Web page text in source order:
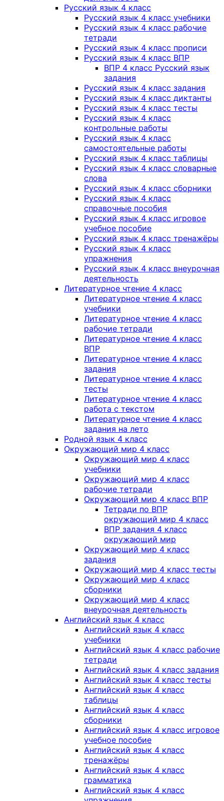
Русский язык 4 класс
Русский язык 4 класс учебники
Русский язык 4 класс рабочие
тетради
Русский язык 4 класс прописи
Русский язык 4 класс ВПР
ВПР 4 класс Русский язык
задания
Русский язык 4 класс задания
Русский язык 4 класс диктанты
Русский язык 4 класс тесты
Русский язык 4 класс
контрольные работы
Русский язык 4 класс
самостоятельные работы
Русский язык 4 класс таблицы
Русский язык 4 класс словарные
слова
Русский язык 4 класс сборники
Русский язык 4 класс
справочные пособия
Русский язык 4 класс игровое
учебное пособие
Русский язык 4 класс тренажёры
Русский язык 4 класс
упражнения
Русский язык 4 класс внеурочная
деятельность
Литературное чтение 4 класс
Литературное чтение 4 класс
учебники
Литературное чтение 4 класс
рабочие тетради
Литературное чтение 4 класс
ВПР
Литературное чтение 4 класс
задания
Литературное чтение 4 класс
тесты
Литературное чтение 4 класс
работа с текстом
Литературное чтение 4 класс
задания на лето
Родной язык 4 класс
Окружающий мир 4 класс
Окружающий мир 4 класс
учебники
Окружающий мир 4 класс
рабочие тетради
Окружающий мир 4 класс ВПР
Тетради по ВПР
окружающий мир 4 класс
ВПР задания 4 класс
окружающий мир
Окружающий мир 4 класс
задания
Окружающий мир 4 класс тесты
Окружающий мир 4 класс
сборники
Окружающий мир 4 класс
внеурочная деятельность
Английский язык 4 класс
Английский язык 4 класс
учебники
Английский язык 4 класс рабочие
тетради
Английский язык 4 класс задания
Английский язык 4 класс тесты
Английский язык 4 класс
таблицы
Английский язык 4 класс
сборники
Английский язык 4 класс игровое
учебное пособие
Английский язык 4 класс
тренажёры
Английский язык 4 класс
грамматика
Английский язык 4 класс